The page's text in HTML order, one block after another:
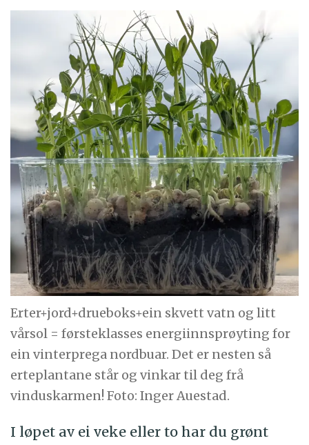
Erter+jord+drueboks+ein skvett vatn og litt
vårsol = førsteklasses energiinnsprøyting for
ein vinterprega nordbuar. Det er nesten så
erteplantane står og vinkar til deg frå
vinduskarmen! Foto: Inger Auestad.
I løpet av ei veke eller to har du grønt